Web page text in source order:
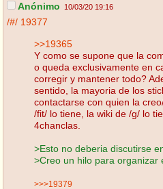
Anónimo 10/03/20 19:16
/#/ 19377
>>19365
Y como se supone que la
o queda exclusivamente en
corregir y mantener todo?
sentido, la mayoria de los
contactarse con quien la
/fit/ lo tiene, la wiki de /g/ lo
4chanclas.
>Esto no deberia discutirse
>Creo un hilo para organizar
>>>19379